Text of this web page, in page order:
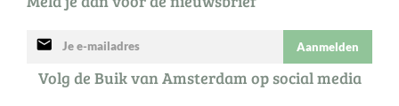
mail Aanmelden
Volg de Buik van Amsterdam op social media